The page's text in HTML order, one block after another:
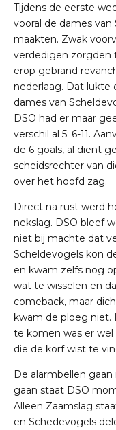
Tijdens de eerste
vooral de dames
maakten. Zwak
verdedigen zorgden
erop gebrand
nederlaag. Dat lukte
dames van
DSO had er maar
verschil al 5: 6-11.
de 6 goals, al dient
scheidsrechter van
over het hoofd zag.
Direct na rust werd
nekslag. DSO bleef
niet bij machte dat
Scheldevogels kon
en kwam zelfs nog
wat te wisselen en
comeback, maar
kwam de ploeg niet.
te komen was er
die de korf wist te
De alarmbellen
gaan staat DSO
Alleen Zaamslag
en Schedevogels